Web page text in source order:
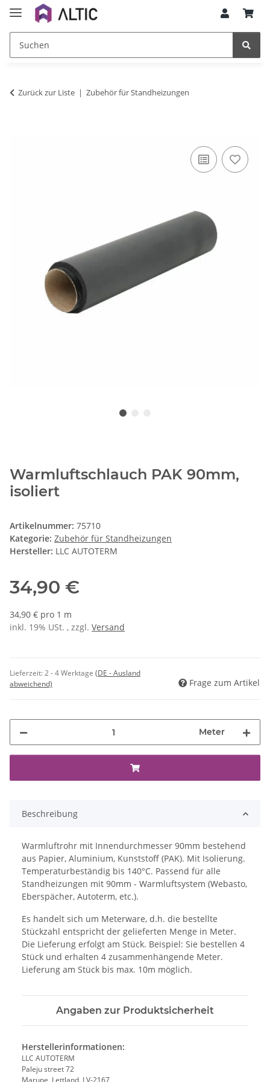
Zurück zur Liste Zubehör für Standheizungen
Warmluftschlauch PAK 90mm,
isoliert
Artikelnummer: 75710
Kategorie: Zubehör für Standheizungen
Hersteller: LLC AUTOTERM
34,90 €
34,90 € pro 1 m
inkl. 19% USt. , zzgl. Versand
Lieferzeit:2 - 4 Werktage (DE - Ausland
abweichend)
Frage zum Artikel
Meter
Beschreibung
Warmluftrohr mit Innendurchmesser 90mm bestehend
aus Papier, Aluminium, Kunststoff (PAK). Mit Isolierung.
Temperaturbeständig bis 140°C. Passend für alle
Standheizungen mit 90mm - Warmluftsystem (Webasto,
Eberspächer, Autoterm, etc.).
Es handelt sich um Meterware, d.h. die bestellte
Stückzahl entspricht der gelieferten Menge in Meter.
Die Lieferung erfolgt am Stück. Beispiel: Sie bestellen 4
Stück und erhalten 4 zusammenhängende Meter.
Lieferung am Stück bis max. 10m möglich.
Angaben zur Produktsicherheit
Herstellerinformationen:
LLC AUTOTERM
Paleju street 72
Marupe, Lettland, LV-2167